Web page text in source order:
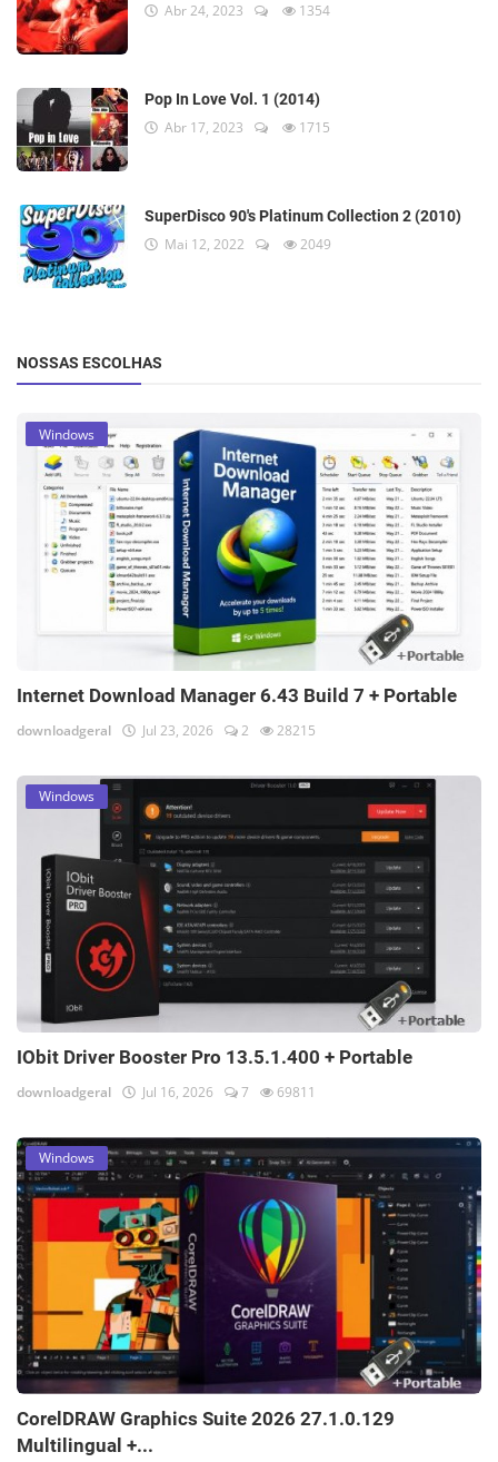
Abr 24, 2023 1354
Pop In Love Vol. 1 (2014)
Abr 17, 2023 1715
SuperDisco 90's Platinum Collection 2 (2010)
Mai 12, 2022 2049
NOSSAS ESCOLHAS
Windows
Internet Download Manager 6.43 Build 7 + Portable
downloadgeral Jul 23, 2026 2 28215
Windows
IObit Driver Booster Pro 13.5.1.400 + Portable
downloadgeral Jul 16, 2026 7 69811
Windows
CorelDRAW Graphics Suite 2026 27.1.0.129
Multilingual +...